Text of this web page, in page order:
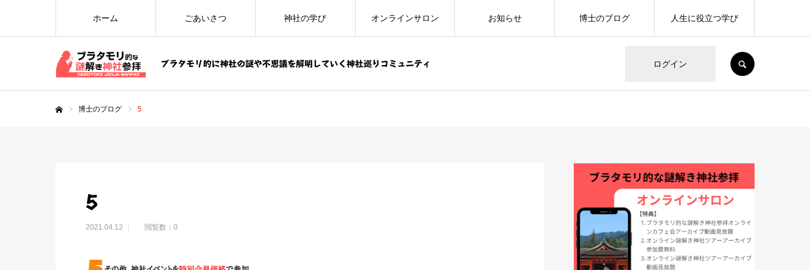
ブラタモリ的に神社の謎や不思議を解明していく神社巡りコミュニティ ログイン
ホーム ごあいさつ 神社の学び オンラインサロン お知らせ 博士のブログ 人生に役立つ学び
博士のブログ 5
5
2021.04.12 閲覧数：0